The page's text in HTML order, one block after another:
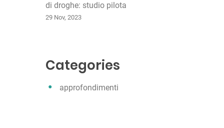
di droghe: studio pilota
29 Nov, 2023
Categories
approfondimenti